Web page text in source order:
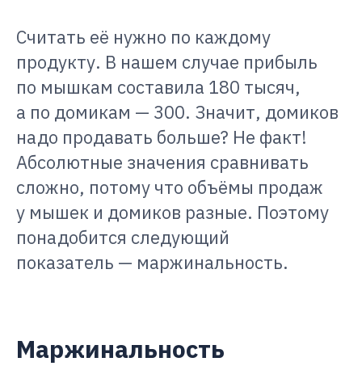
Считать её нужно по каждому
продукту. В нашем случае прибыль
по мышкам составила 180 тысяч,
а по домикам — 300. Значит, домиков
надо продавать больше? Не факт!
Абсолютные значения сравнивать
сложно, потому что объёмы продаж
у мышек и домиков разные. Поэтому
понадобится следующий
показатель — маржинальность.
Маржинальность